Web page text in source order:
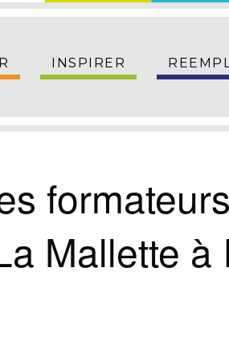
INSPIRER
Mallette